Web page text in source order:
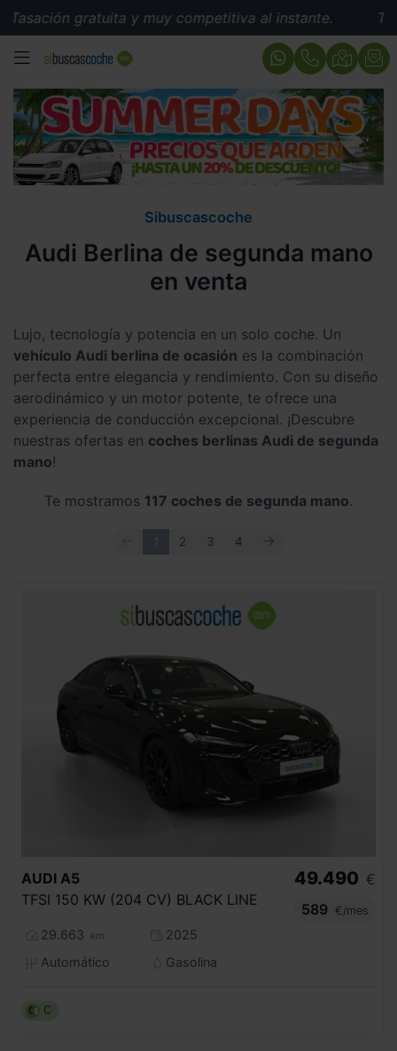
gratuita y muy competitiva al instante. Tasación
MENÚ
Sibuscascoche
Audi Berlina de segunda mano
en venta
Lujo, tecnología y potencia en un solo coche. Un
vehículo Audi berlina de ocasión es la combinación
perfecta entre elegancia y rendimiento. Con su diseño
aerodinámico y un motor potente, te ofrece una
experiencia de conducción excepcional. ¡Descubre
nuestras ofertas en coches berlinas Audi de segunda
mano!
Te mostramos 117 coches de segunda mano.
ANTERIOR
2 3 4 SIGUIENTE
AUDI A5
TFSI 150 KW (204 CV) BLACK LINE
29.663 km
2025
Automático
Gasolina
49.490 €
589
€/mes
C